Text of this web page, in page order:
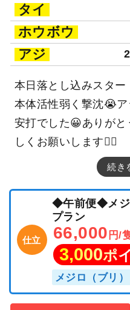
タイ
ホウボウ
アジ
本日落とし込みスタ
本体活性弱く撃沈😭
安打でした😀ありが
しくお願いします🙇‍♂️
続き
仕立
◆午前便◆メジ
プラン
66,000 円/
3,000ポ
メジロ（ブリ）